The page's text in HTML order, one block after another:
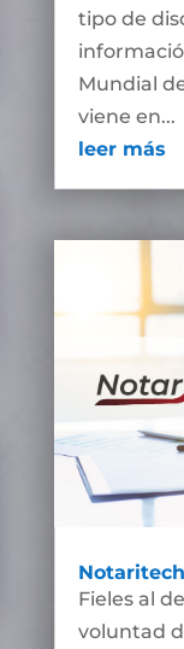
tipo de
Mundial
viene en...
leer más
Fieles al
voluntad